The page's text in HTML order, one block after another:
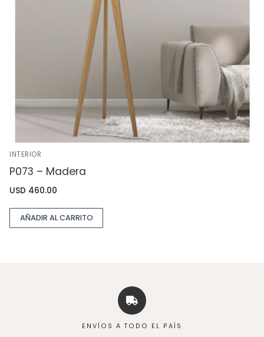
INTERIOR
P073 – Madera
USD 460.00
AÑADIR AL CARRITO
ENVÍOS A TODO EL PAÍS